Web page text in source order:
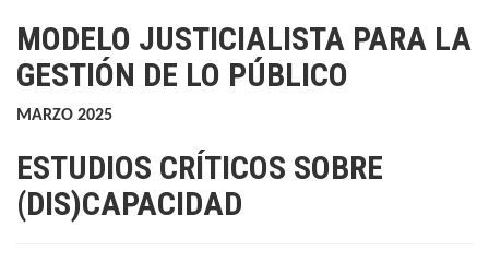
MODELO JUSTICIALISTA PARA LA
GESTIÓN DE LO PÚBLICO
MARZO 2025
ESTUDIOS CRÍTICOS SOBRE
(DIS)CAPACIDAD